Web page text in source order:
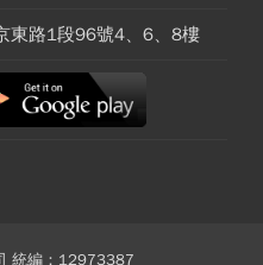
東路1段96號4、6、8樓
統編：12973387